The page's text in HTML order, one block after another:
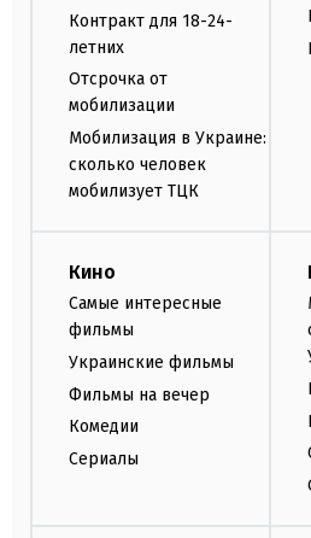
Контракт для 18-24-
летних
Отсрочка от
мобилизации
Мобилизация в Украине:
сколько человек
мобилизует ТЦК
Кино
Самые интересные
фильмы
Украинские фильмы
Фильмы на вечер
Комедии
Сериалы